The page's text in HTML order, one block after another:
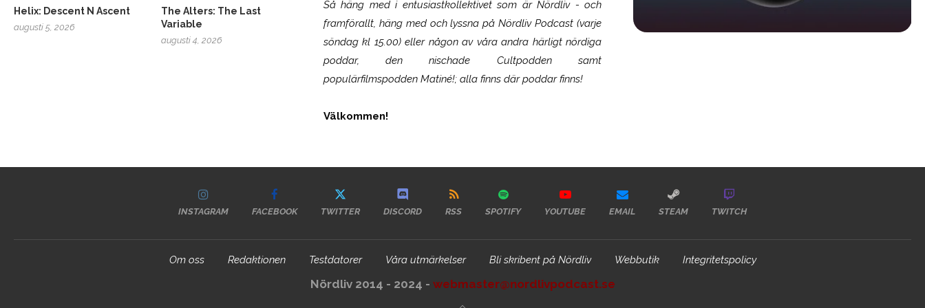
Helix: Descent N Ascent
augusti 5, 2026
The Alters: The Last
Variable
augusti 4, 2026
Så häng med i entusiastkollektivet som ärNördliv- och
framförallt, häng med och lyssna på Nördliv Podcast (varje
söndag kl 15.00) eller någon av våra andra härligt nördiga
poddar, den nischade Cultpodden samt
populärfilmspodden Matiné!; alla finns där poddar finns!
Välkommen!
INSTAGRAM FACEBOOK TWITTER DISCORD RSS SPOTIFY YOUTUBE EMAIL STEAM TWITCH
Om oss Redaktionen Testdatorer Våra utmärkelser Bli skribent på Nördliv Webbutik Integritetspolicy
Nördliv 2014 - 2024 - webmaster@nordlivpodcast.se